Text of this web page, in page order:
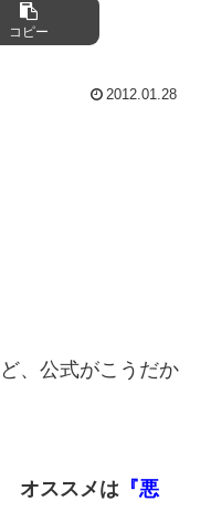
コピー
2012.01.28
、公式がこうだか
オススメは 『悪